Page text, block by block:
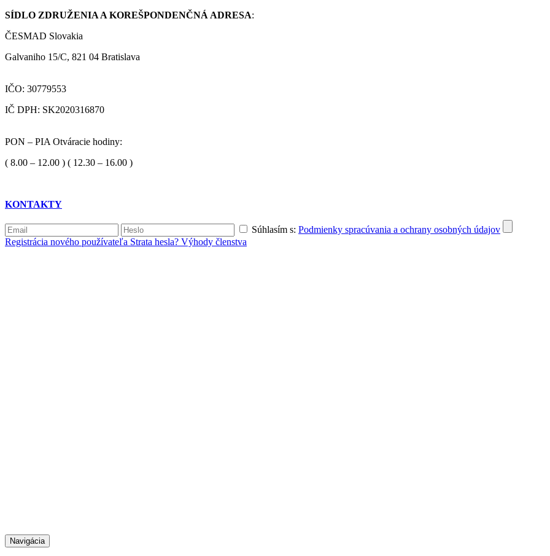
SÍDLO ZDRUŽENIA A KOREŠPONDENČNÁ ADRESA:
ČESMAD Slovakia
Galvaniho 15/C, 821 04 Bratislava
IČO: 30779553
IČ DPH: SK2020316870
PON – PIA Otváracie hodiny:
( 8.00 – 12.00 ) ( 12.30 – 16.00 )
KONTAKTY
Súhlasím s: Podmienky spracúvania a ochrany osobných údajov
Registrácia nového používateľa Strata hesla? Výhody členstva
Navigácia